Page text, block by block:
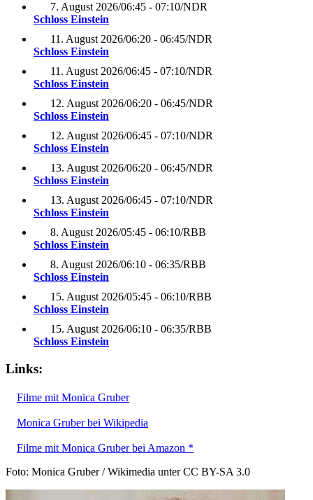
7. August 2026/06:45 - 07:10/NDR
Schloss Einstein
11. August 2026/06:20 - 06:45/NDR
Schloss Einstein
11. August 2026/06:45 - 07:10/NDR
Schloss Einstein
12. August 2026/06:20 - 06:45/NDR
Schloss Einstein
12. August 2026/06:45 - 07:10/NDR
Schloss Einstein
13. August 2026/06:20 - 06:45/NDR
Schloss Einstein
13. August 2026/06:45 - 07:10/NDR
Schloss Einstein
8. August 2026/05:45 - 06:10/RBB
Schloss Einstein
8. August 2026/06:10 - 06:35/RBB
Schloss Einstein
15. August 2026/05:45 - 06:10/RBB
Schloss Einstein
15. August 2026/06:10 - 06:35/RBB
Schloss Einstein
Links:
Filme mit Monica Gruber
Monica Gruber bei Wikipedia
Filme mit Monica Gruber bei Amazon *
Foto: Monica Gruber / Wikimedia unter CC BY-SA 3.0